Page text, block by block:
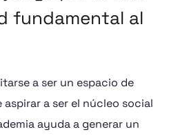
fundamental al
a ser un espacio de
a ser el núcleo social
ayuda a generar un